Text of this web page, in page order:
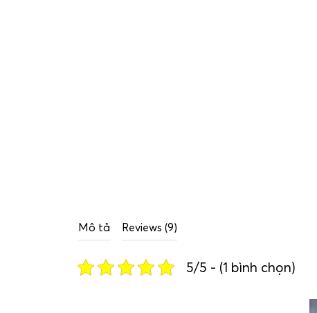
Mô tả Reviews (9)
5/5 - (1 bình chọn)